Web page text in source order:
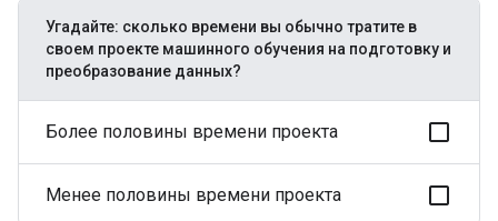
Угадайте: сколько времени вы обычно тратите в
своем проекте машинного обучения на подготовку и
преобразование данных?
Более половины времени проекта
Менее половины времени проекта